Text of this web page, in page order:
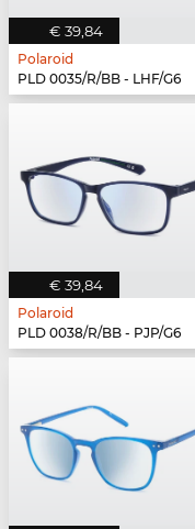
€ 39,84
Polaroid
PLD 0035/R/BB - LHF/G6
€ 39,84
Polaroid
PLD 0038/R/BB - PJP/G6